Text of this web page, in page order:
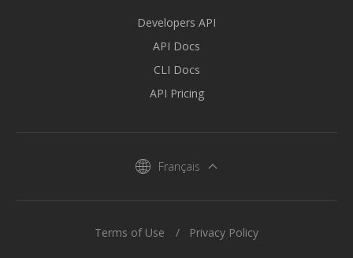
Developers API
API Docs
CLI Docs
API Pricing
Français
Terms of Use Privacy Policy